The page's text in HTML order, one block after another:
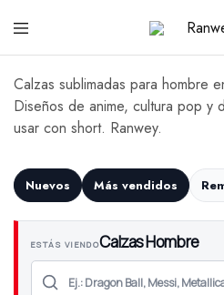
Ranwey
|
Estilo,
Tu
Diseño
Estilo,
Diseño
—
Remeras,
Buzos
Calzas sublimadas para hombre
Diseños de anime, cultura pop y
usar con short. Ranwey.
Nuevos Más vendidos
ESTÁS VIENDOCalzas Hombre